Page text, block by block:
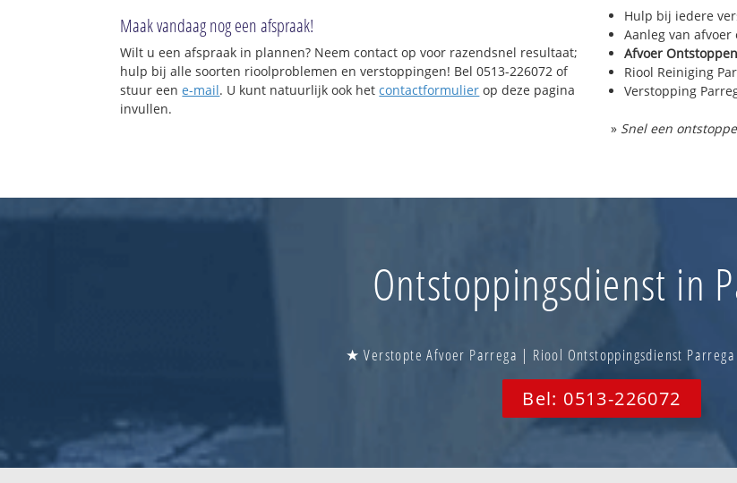
Maak vandaag nog een afspraak!
Wilt u een afspraak in plannen? Neem contact op voor razendsnel resultaat;
hulp bij alle soorten rioolproblemen en verstoppingen! Bel 0513-226072 of
stuur eene-mail. U kunt natuurlijk ook hetcontactformulier op deze pagina
invullen.
Hulp bij iedere
Aanleg van afvoer
Afvoer
Riool Reiniging
Verstopping
» Snel een
Ontstoppingsdienst in
★ Verstopte Afvoer Parrega | Riool Ontstoppingsdienst
Bel: 0513-226072